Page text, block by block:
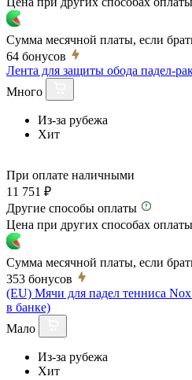
Сумма месячной платы, если
64 бонусов
Лента для защиты обода падел-
Много
Из-за рубежа
Хит
При оплате наличными
11 751 ₽
Другие способы оплаты
Цена при других способах оплаты
Сумма месячной платы, если
353 бонусов
(EU) Мячи для падел тенниса
в банке)
Мало
Из-за рубежа
Хит